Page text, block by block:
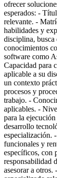
ofrecer
esperados: -
relevante. -
habilidades y
disciplina,
conocimientos
software como
Capacidad para
aplicable a su
un contexto
procesos y
trabajo. -
aplicables. -
para la
desarrollo
especialización.
funcionales y
específicos, con
responsabilidad
asesorar a